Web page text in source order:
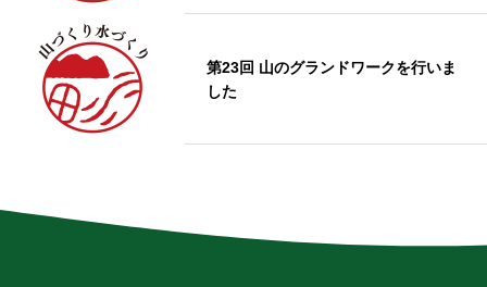
第23回 山のグランドワークを行いま
した